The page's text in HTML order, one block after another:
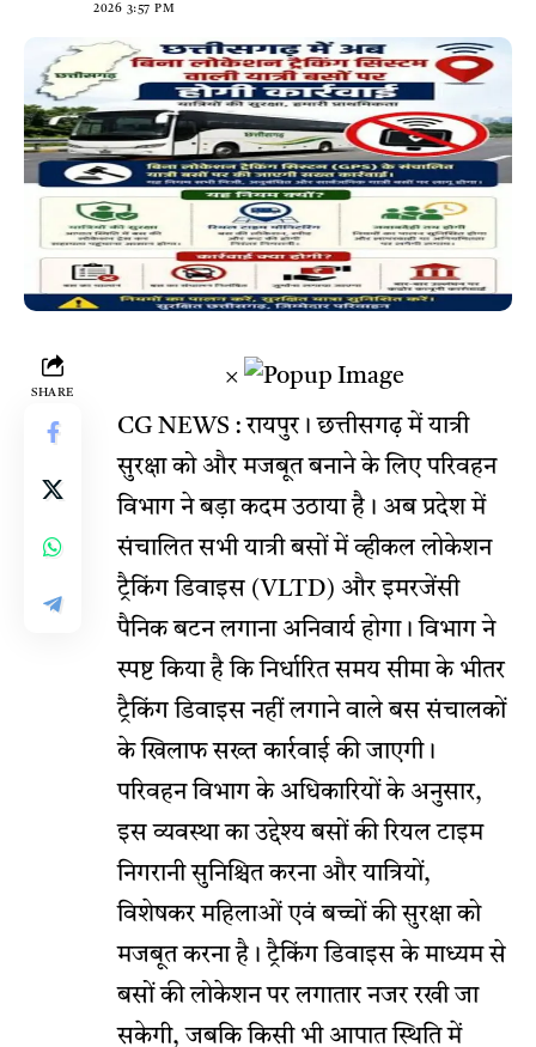
2026 3:57 PM
SHARE
×
CG NEWS : रायपुर। छत्तीसगढ़ में यात्री
सुरक्षा को और मजबूत बनाने के लिए परिवहन
विभाग ने बड़ा कदम उठाया है। अब प्रदेश में
संचालित सभी यात्री बसों में व्हीकल लोकेशन
ट्रैकिंग डिवाइस (VLTD) और इमरजेंसी
पैनिक बटन लगाना अनिवार्य होगा। विभाग ने
स्पष्ट किया है कि निर्धारित समय सीमा के भीतर
ट्रैकिंग डिवाइस नहीं लगाने वाले बस संचालकों
के खिलाफ सख्त कार्रवाई की जाएगी।
परिवहन विभाग के अधिकारियों के अनुसार,
इस व्यवस्था का उद्देश्य बसों की रियल टाइम
निगरानी सुनिश्चित करना और यात्रियों,
विशेषकर महिलाओं एवं बच्चों की सुरक्षा को
मजबूत करना है। ट्रैकिंग डिवाइस के माध्यम से
बसों की लोकेशन पर लगातार नजर रखी जा
सकेगी, जबकि किसी भी आपात स्थिति में